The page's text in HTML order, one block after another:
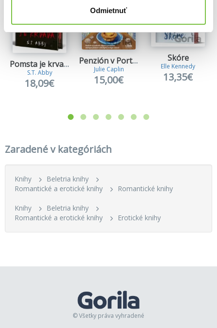
Odmietnuť
Pomsta je krvavá (Kniha prvá)
S.T. Abby
18,09€
Penzión v Portugalsku
Julie Caplin
15,00€
Skóre
Elle Kennedy
13,35€
Zaradené v kategóriách
Knihy
Beletria knihy
Romantické a erotické knihy
Romantické knihy
Knihy
Beletria knihy
Romantické a erotické knihy
Erotické knihy
© Všetky práva vyhradené